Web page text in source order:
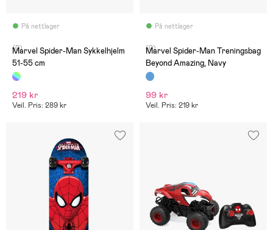
På nettlager
(0)
Marvel Spider-Man Sykkelhjelm
51-55 cm
219 kr
Veil. Pris: 289 kr
På nettlager
(0)
Marvel Spider-Man Treningsbag
Beyond Amazing, Navy
99 kr
Veil. Pris: 219 kr